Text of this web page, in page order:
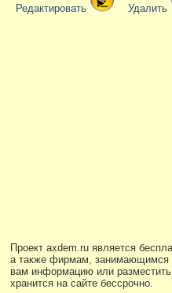
Редактировать Удалить
Проект axdem.ru является
а также фирмам, занимающимся
вам информацию или
хранится на сайте бессрочно.